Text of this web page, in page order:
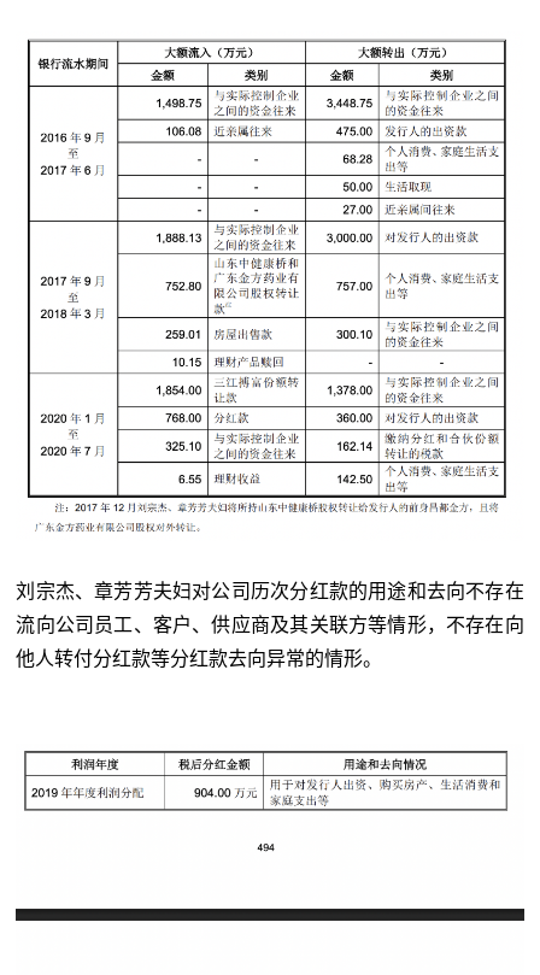
刘宗杰、章芳芳夫妇对公司历次分红款的用途和去向不存在
流向公司员工、客户、供应商及其关联方等情形，不存在向
他人转付分红款等分红款去向异常的情形。